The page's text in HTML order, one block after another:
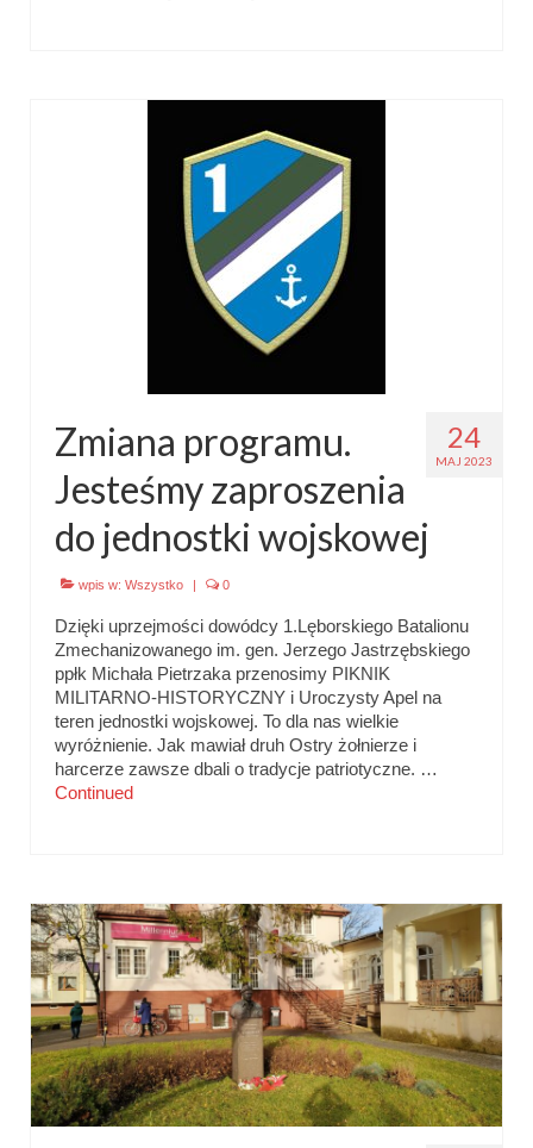
24
MAJ 2023
Zmiana programu.
Jesteśmy zaproszenia
do jednostki wojskowej
wpis w: Wszystko | 0
Dzięki uprzejmości dowódcy 1.Lęborskiego Batalionu
Zmechanizowanego im. gen. Jerzego Jastrzębskiego
ppłk Michała Pietrzaka przenosimy PIKNIK
MILITARNO-HISTORYCZNY i Uroczysty Apel na
teren jednostki wojskowej. To dla nas wielkie
wyróżnienie. Jak mawiał druh Ostry żołnierze i
harcerze zawsze dbali o tradycje patriotyczne. …
Continued